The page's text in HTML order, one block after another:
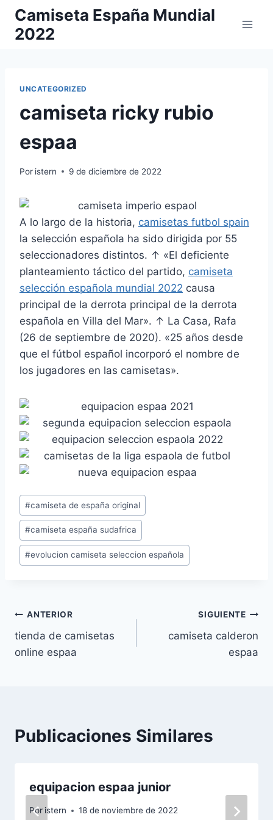
Saltar
contenido
Camiseta España Mundial
2022
UNCATEGORIZED
camiseta ricky rubio
espaa
Por istern 9 de diciembre de 2022
A lo largo de la historia, camisetas futbol spain
la selección española ha sido dirigida por 55
seleccionadores distintos. ↑ «El deficiente
planteamiento táctico del partido, camiseta
selección española mundial 2022 causa
principal de la derrota principal de la derrota
española en Villa del Mar». ↑ La Casa, Rafa
(26 de septiembre de 2020). «25 años desde
que el fútbol español incorporó el nombre de
los jugadores en las camisetas».
Etiquetas
de
la
entrada:
#camiseta de españa original
#camiseta españa sudafrica
#evolucion camiseta seleccion española
Navegación
de
ANTERIOR
tienda de camisetas
online espaa
SIGUIENTE
camiseta calderon
espaa
Publicaciones Similares
equipacion espaa junior
Por istern 18 de noviembre de 2022